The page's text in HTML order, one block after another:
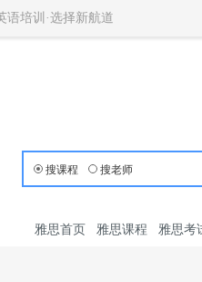
语培训·选择新航道
搜课程 搜老师
雅思首页 雅思课程 雅思考